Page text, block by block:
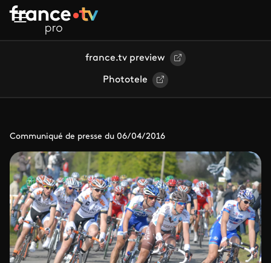
Aller au contenu principal
france.tv preview
Phototele
Communiqué de presse du 06/04/2016